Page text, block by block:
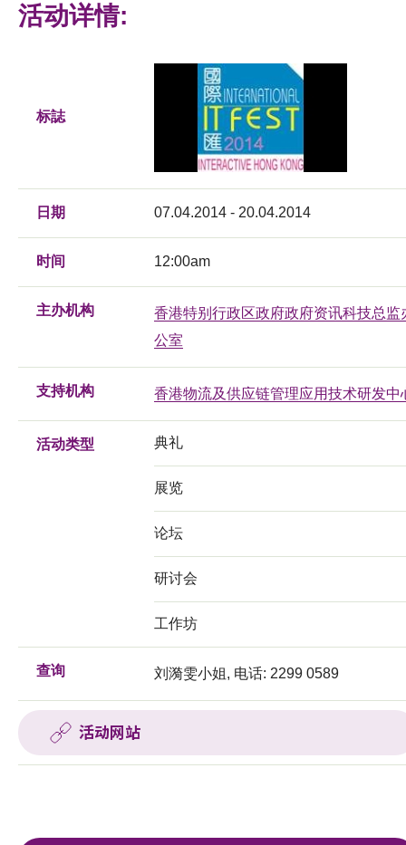
活动详情:
标誌
日期 07.04.2014 - 20.04.2014
时间 12:00am
主办机构
香港特别行政区政府政府资讯科技总监
公室
支持机构 香港物流及供应链管理应用技术研发中
活动类型 典礼
展览
论坛
研讨会
工作坊
查询 刘漪雯小姐, 电话: 2299 0589
活动网站